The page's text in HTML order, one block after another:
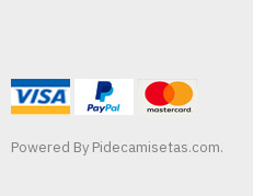
Powered By Pidecamisetas.com.